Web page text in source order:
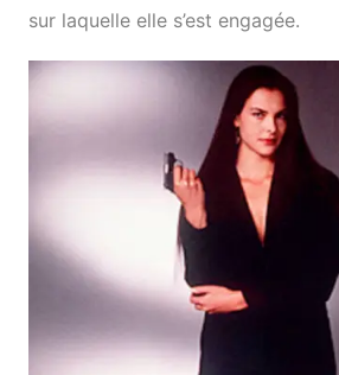
sur laquelle elle s’est engagée.